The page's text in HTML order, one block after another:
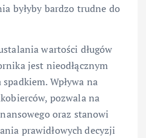
byłyby bardzo trudne do
wartości długów
jest nieodłącznym
Wpływa na
pozwala na
oraz stanowi
prawidłowych decyzji